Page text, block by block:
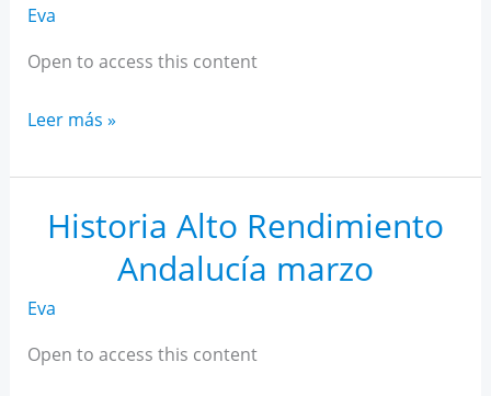
Eva
Open to access this content
Intensivo
AR
Andalucía
abril
Leer más »
Historia Alto Rendimiento
Andalucía marzo
Eva
Open to access this content